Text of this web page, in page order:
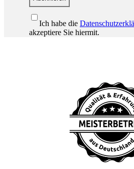
Ich habe die
akzeptiere Sie hiermit.